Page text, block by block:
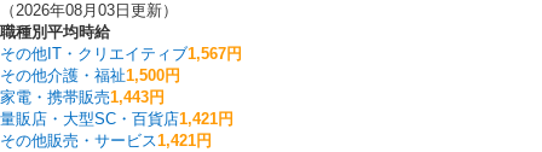
（2026年08月03日更新）
職種別平均時給
その他IT・クリエイティブ1,567円
その他介護・福祉1,500円
家電・携帯販売1,443円
量販店・大型SC・百貨店1,421円
その他販売・サービス1,421円